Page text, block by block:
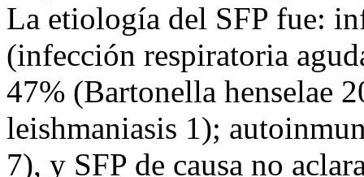
La etiología del SFP fue:
(infección respiratoria
47% (Bartonella henselae
leishmaniasis 1);
7), y SFP de causa no